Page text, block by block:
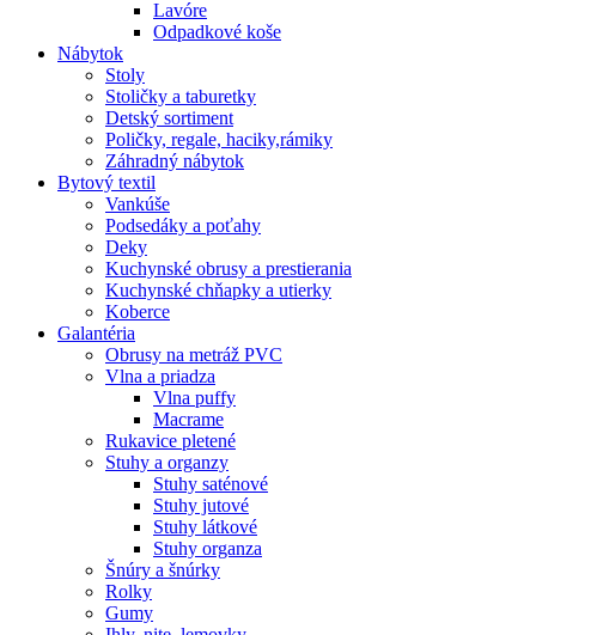
Lavóre
Odpadkové koše
Nábytok
Stoly
Stoličky a taburetky
Detský sortiment
Poličky, regale, haciky,rámiky
Záhradný nábytok
Bytový textil
Vankúše
Podsedáky a poťahy
Deky
Kuchynské obrusy a prestierania
Kuchynské chňapky a utierky
Koberce
Galantéria
Obrusy na metráž PVC
Vlna a priadza
Vlna puffy
Macrame
Rukavice pletené
Stuhy a organzy
Stuhy saténové
Stuhy jutové
Stuhy látkové
Stuhy organza
Šnúry a šnúrky
Rolky
Gumy